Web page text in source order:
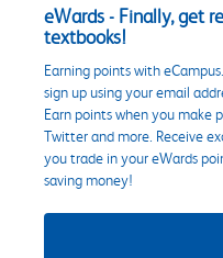
eWards - Finally, get
textbooks!
Earning points with
sign up using your email
Earn points when you make
Twitter and more. Receive
you trade in your eWards
saving money!